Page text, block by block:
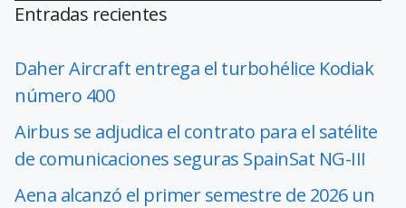
Entradas recientes
Daher Aircraft entrega el turbohélice Kodiak
número 400
Airbus se adjudica el contrato para el satélite
de comunicaciones seguras SpainSat NG-III
Aena alcanzó el primer semestre de 2026 un